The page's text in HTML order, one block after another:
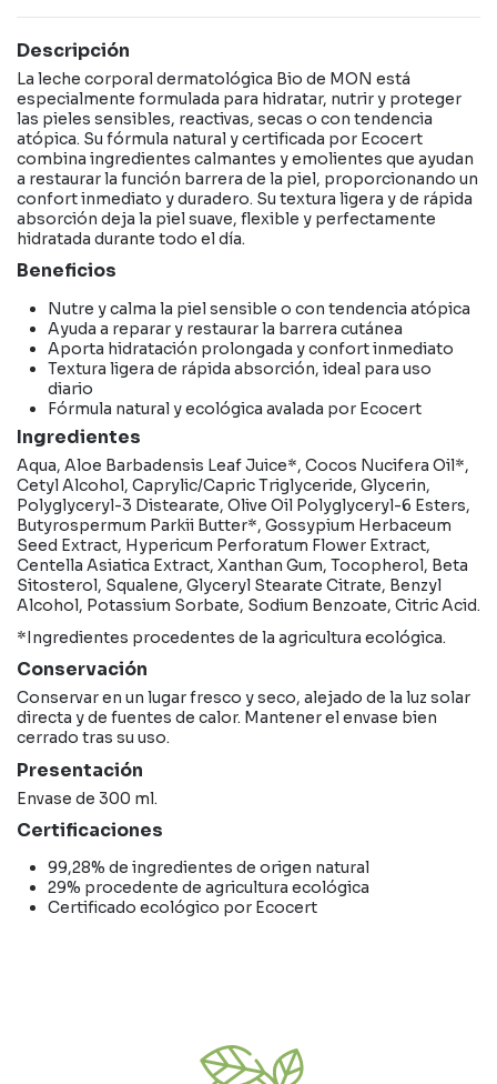
Descripción
La leche corporal dermatológica Bio de MON está
especialmente formulada para hidratar, nutrir y proteger
las pieles sensibles, reactivas, secas o con tendencia
atópica. Su fórmula natural y certificada por Ecocert
combina ingredientes calmantes y emolientes que ayudan
a restaurar la función barrera de la piel, proporcionando un
confort inmediato y duradero. Su textura ligera y de rápida
absorción deja la piel suave, flexible y perfectamente
hidratada durante todo el día.
Beneficios
Nutre y calma la piel sensible o con tendencia atópica
Ayuda a reparar y restaurar la barrera cutánea
Aporta hidratación prolongada y confort inmediato
Textura ligera de rápida absorción, ideal para uso
diario
Fórmula natural y ecológica avalada por Ecocert
Ingredientes
Aqua, Aloe Barbadensis Leaf Juice*, Cocos Nucifera Oil*,
Cetyl Alcohol, Caprylic/Capric Triglyceride, Glycerin,
Polyglyceryl-3 Distearate, Olive Oil Polyglyceryl-6 Esters,
Butyrospermum Parkii Butter*, Gossypium Herbaceum
Seed Extract, Hypericum Perforatum Flower Extract,
Centella Asiatica Extract, Xanthan Gum, Tocopherol, Beta
Sitosterol, Squalene, Glyceryl Stearate Citrate, Benzyl
Alcohol, Potassium Sorbate, Sodium Benzoate, Citric Acid.
*Ingredientes procedentes de la agricultura ecológica.
Conservación
Conservar en un lugar fresco y seco, alejado de la luz solar
directa y de fuentes de calor. Mantener el envase bien
cerrado tras su uso.
Presentación
Envase de 300 ml.
Certificaciones
99,28% de ingredientes de origen natural
29% procedente de agricultura ecológica
Certificado ecológico por Ecocert